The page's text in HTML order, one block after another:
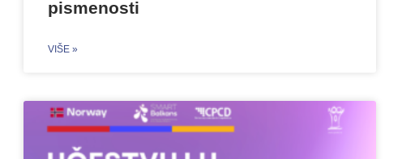
pismenosti
VIŠE »